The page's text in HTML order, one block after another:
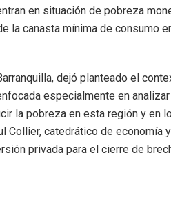
en situación de pobreza
la canasta mínima de consumo
dejó planteado el
especialmente en
la pobreza en esta región y en
Collier, catedrático de economía
privada para el cierre de